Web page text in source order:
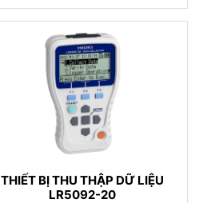
THIẾT BỊ THU THẬP DỮ LIỆU
LR5092-20